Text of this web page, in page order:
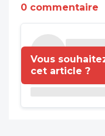
0 commentaire
Vous
cet article ?